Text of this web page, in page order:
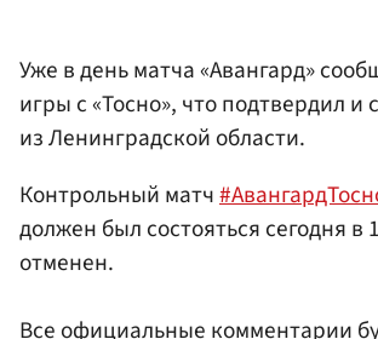
Уже в день матча «Авангард»
игры с «Тосно», что подтвердил и
из Ленинградской области.
Контрольный матч
должен был состояться сегодня в
отменен.
Все официальные комментарии